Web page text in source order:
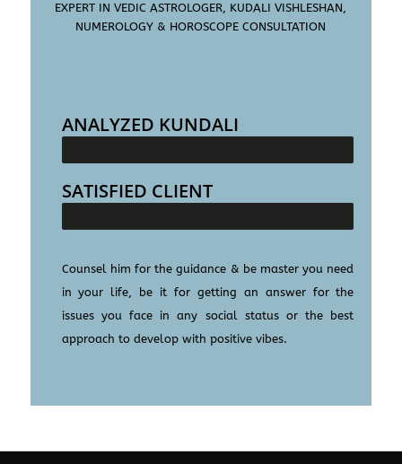
EXPERT IN VEDIC ASTROLOGER, KUDALI VISHLESHAN,
NUMEROLOGY & HOROSCOPE CONSULTATION
ANALYZED KUNDALI
SATISFIED CLIENT
Counsel him for the guidance & be master you need
in your life, be it for getting an answer for the
issues you face in any social status or the best
approach to develop with positive vibes.